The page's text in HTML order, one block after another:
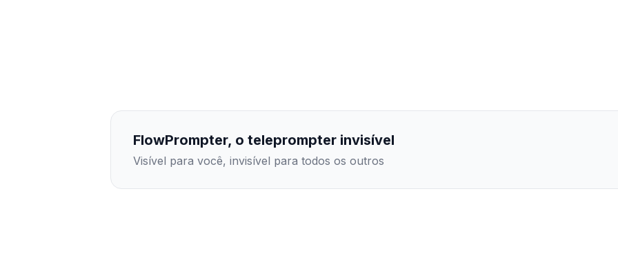
FlowPrompter, o teleprompter invisível
Visível para você, invisível para todos os outros